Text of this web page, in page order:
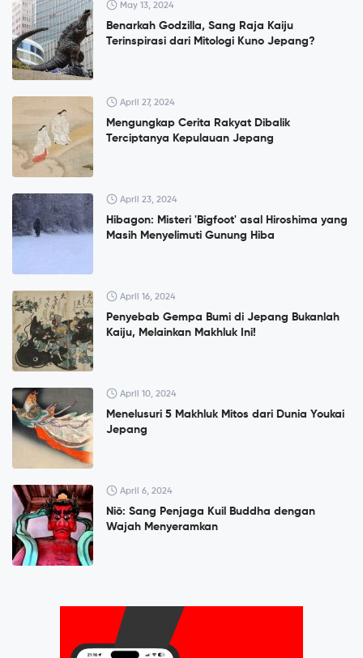
May 13, 2024
Benarkah Godzilla, Sang Raja Kaiju
Terinspirasi dari Mitologi Kuno Jepang?
April 27, 2024
Mengungkap Cerita Rakyat Dibalik
Terciptanya Kepulauan Jepang
April 23, 2024
Hibagon: Misteri 'Bigfoot' asal Hiroshima yang
Masih Menyelimuti Gunung Hiba
April 16, 2024
Penyebab Gempa Bumi di Jepang Bukanlah
Kaiju, Melainkan Makhluk Ini!
April 10, 2024
Menelusuri 5 Makhluk Mitos dari Dunia Youkai
Jepang
April 6, 2024
Niō: Sang Penjaga Kuil Buddha dengan
Wajah Menyeramkan